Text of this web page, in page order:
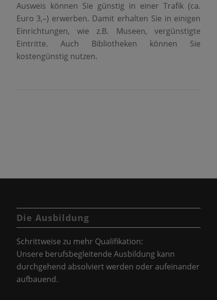
Ausweis können Sie günstig in einer Trafik (ca.
Euro 3,–) erwerben. Damit erhalten Sie in einigen
Einrichtungen, wie z.B. Museen, vergünstigte
Eintritte. Auch Bibliotheken können Sie
kostengünstig nutzen.
Die Ausbildung
Schrittweise zu mehr Qualifikation:
Unsere berufsbegleitende Ausbildung kann
durchgehend absolviert werden oder aufeinander
aufbauend.